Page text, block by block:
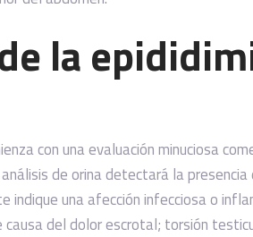
la
con una evaluación minuciosa
de orina detectará la
indique una afección infecciosa o
del dolor escrotal; torsión